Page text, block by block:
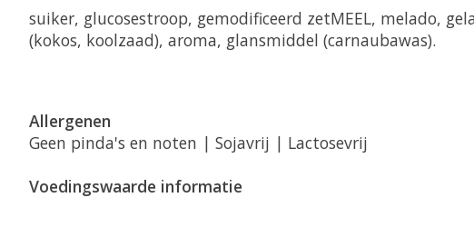
suiker, glucosestroop, gemodificeerd zetMEEL, melado,
(kokos, koolzaad), aroma, glansmiddel (carnaubawas).
Allergenen
Geen pinda's en noten | Sojavrij | Lactosevrij
Voedingswaarde informatie